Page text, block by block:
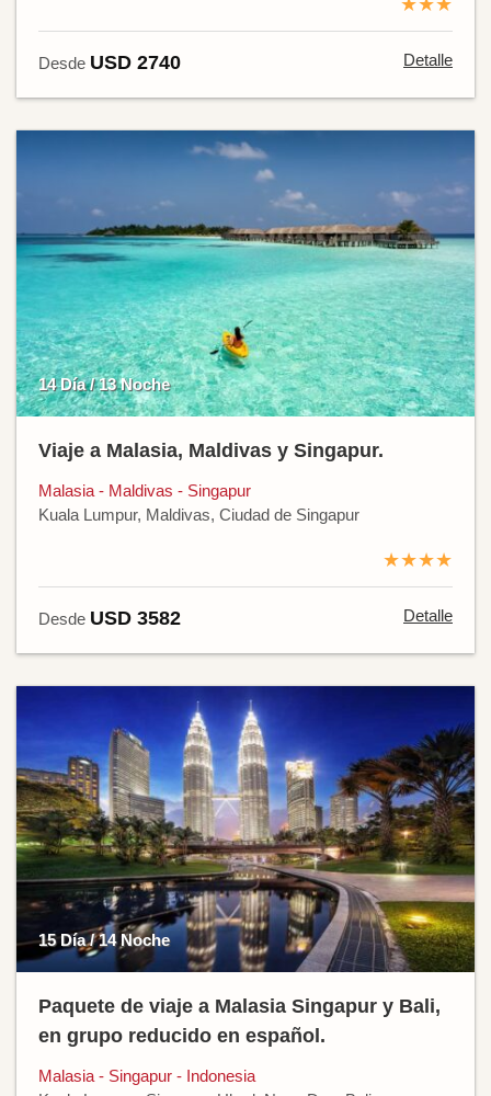
★★★
Desde USD 2740 Detalle
14 Día / 13 Noche
Viaje a Malasia, Maldivas y Singapur.
Malasia - Maldivas - Singapur
Kuala Lumpur, Maldivas, Ciudad de Singapur
★★★★
Desde USD 3582 Detalle
15 Día / 14 Noche
Paquete de viaje a Malasia Singapur y Bali,
en grupo reducido en español.
Malasia - Singapur - Indonesia